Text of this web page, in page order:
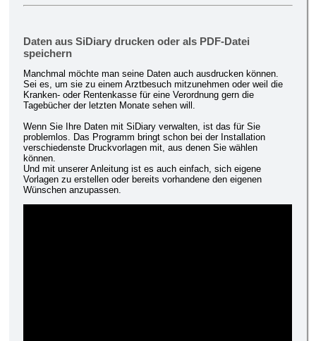
Daten aus SiDiary drucken oder als PDF-Datei
speichern
Manchmal möchte man seine Daten auch ausdrucken können.
Sei es, um sie zu einem Arztbesuch mitzunehmen oder weil die
Kranken- oder Rentenkasse für eine Verordnung gern die
Tagebücher der letzten Monate sehen will.
Wenn Sie Ihre Daten mit SiDiary verwalten, ist das für Sie
problemlos. Das Programm bringt schon bei der Installation
verschiedenste Druckvorlagen mit, aus denen Sie wählen
können.
Und mit unserer Anleitung ist es auch einfach, sich eigene
Vorlagen zu erstellen oder bereits vorhandene den eigenen
Wünschen anzupassen.